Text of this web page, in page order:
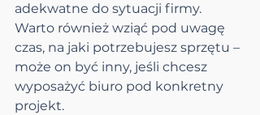
adekwatne do sytuacji firmy.
Warto również wziąć pod uwagę
czas, na jaki potrzebujesz sprzętu –
może on być inny, jeśli chcesz
wyposażyć biuro pod konkretny
projekt.